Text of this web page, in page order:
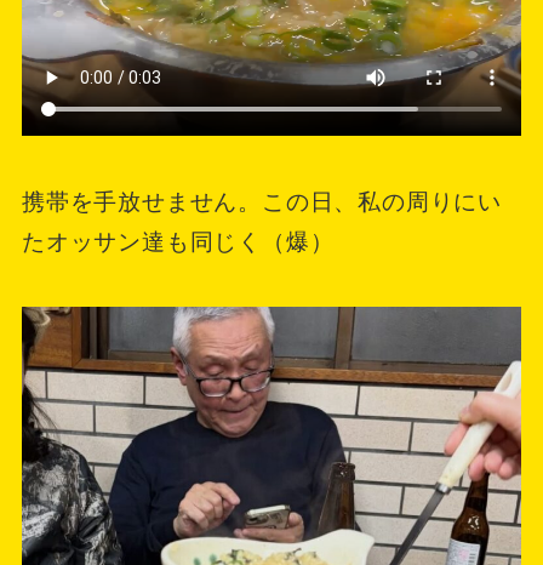
携帯を手放せません。この日、私の周りにい
たオッサン達も同じく（爆）